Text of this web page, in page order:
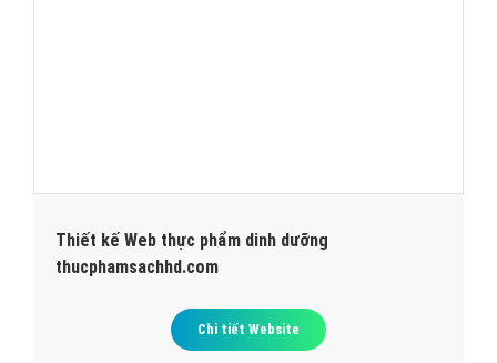
Thiết kế Web thực phẩm dinh dưỡng
thucphamsachhd.com
Chi tiết Website